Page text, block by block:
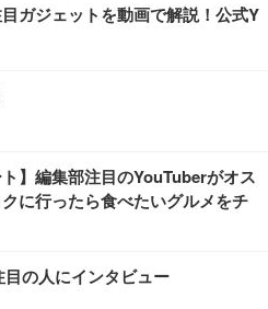
目ガジェットを動画で解説！公式Y
ト】編集部注目のYouTuberがオス
に行ったら食べたいグルメをチ
目の人にインタビュー